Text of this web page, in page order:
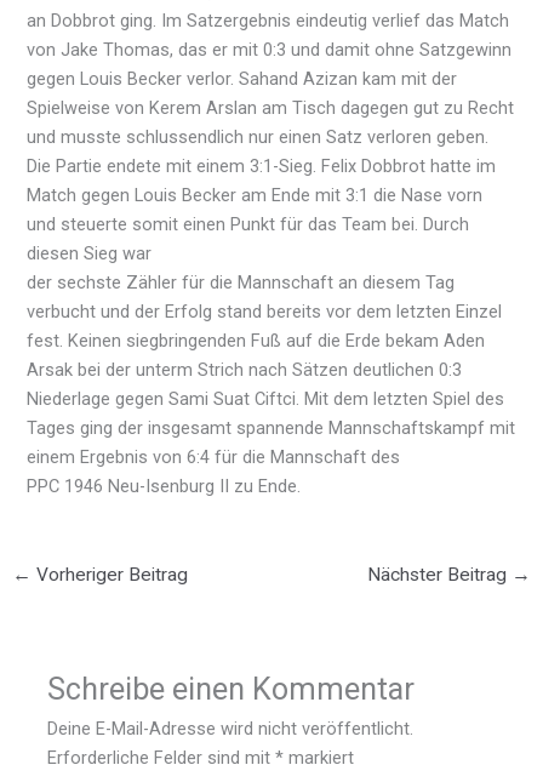
an Dobbrot ging. Im Satzergebnis eindeutig verlief das Match
von Jake Thomas, das er mit 0:3 und damit ohne Satzgewinn
gegen Louis Becker verlor. Sahand Azizan kam mit der
Spielweise von Kerem Arslan am Tisch dagegen gut zu Recht
und musste schlussendlich nur einen Satz verloren geben.
Die Partie endete mit einem 3:1-Sieg. Felix Dobbrot hatte im
Match gegen Louis Becker am Ende mit 3:1 die Nase vorn
und steuerte somit einen Punkt für das Team bei. Durch
diesen Sieg war
der sechste Zähler für die Mannschaft an diesem Tag
verbucht und der Erfolg stand bereits vor dem letzten Einzel
fest. Keinen siegbringenden Fuß auf die Erde bekam Aden
Arsak bei der unterm Strich nach Sätzen deutlichen 0:3
Niederlage gegen Sami Suat Ciftci. Mit dem letzten Spiel des
Tages ging der insgesamt spannende Mannschaftskampf mit
einem Ergebnis von 6:4 für die Mannschaft des
PPC 1946 Neu-Isenburg II zu Ende.
← Vorheriger Beitrag Nächster Beitrag →
Schreibe einen Kommentar
Deine E-Mail-Adresse wird nicht veröffentlicht.
Erforderliche Felder sind mit* markiert